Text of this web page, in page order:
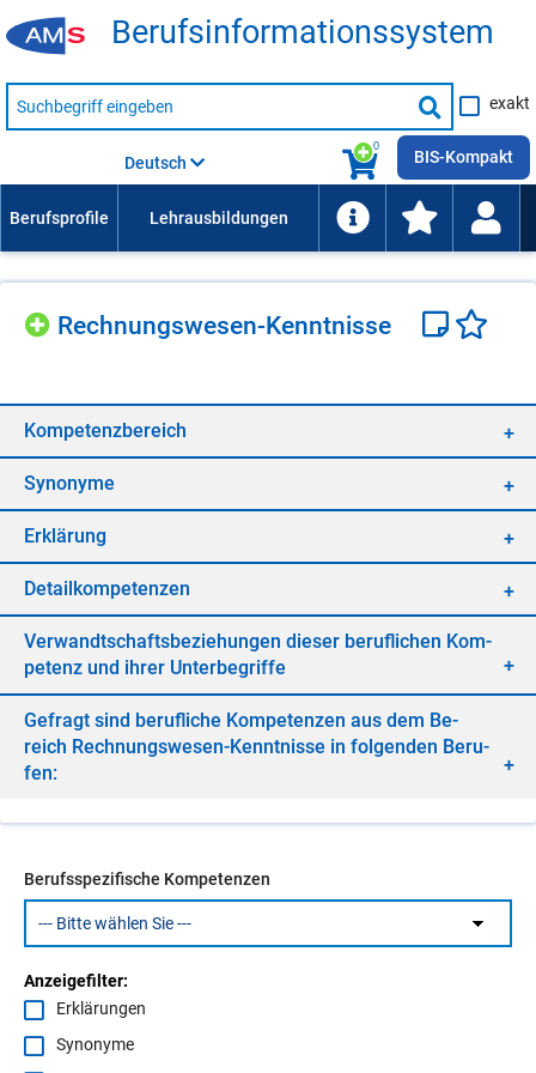
Be­rufs­in­for­ma­ti­ons­sys­tem
Suche
nach
Suche
starten
exakt
0
Deutsch BIS-Kompakt
Rech­nungs­we­sen-Kennt­nis­se
Kom­pe­tenz­be­reich
Syn­ony­me
Er­klä­rung
De­tail­kom­pe­ten­zen
Ver­wandt­schafts­be­zie­hun­gen die­ser be­ruf­li­chen Kom­
pe­tenz und ih­rer Un­ter­be­grif­fe
Ge­fragt sind be­ruf­li­che Kom­pe­ten­zen aus dem Be­
reich Rech­nungs­we­sen-Kennt­nis­se in fol­gen­den Be­ru­
fen:
Berufsspezifische Kompetenzen
Anzeigefilter:
Erklärungen
Synonyme